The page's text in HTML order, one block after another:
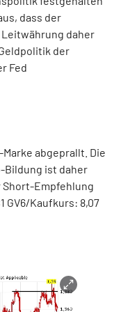
dass der
daher
der
Fed
abgeprallt. Die
Bildung ist daher
Empfehlung
GV6/Kaufkurs: 8,07